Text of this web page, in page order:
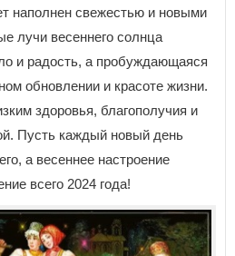
наполнен свежестью и новыми
лучи весеннего солнца
и радость, а пробуждающаяся
обновлении и красоте жизни.
здоровья, благополучия и
Пусть каждый новый день
а весеннее настроение
всего 2024 года!